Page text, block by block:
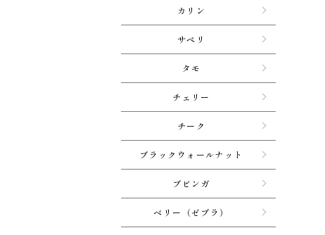
カリン
サペリ
タモ
チェリー
チーク
ブラックウォールナット
ブビンガ
ベリー（ゼブラ）